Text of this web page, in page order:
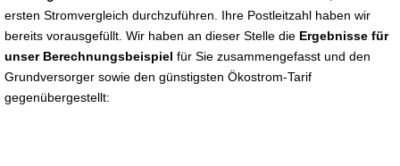
ersten Stromvergleich durchzuführen. Ihre Postleitzahl haben wir
bereits vorausgefüllt. Wir haben an dieser Stelle die Ergebnisse für
unser Berechnungsbeispiel für Sie zusammengefasst und den
Grundversorger sowie den günstigsten Ökostrom-Tarif
gegenübergestellt: